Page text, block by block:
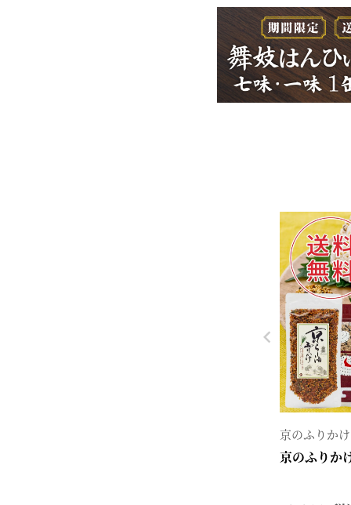
京のふりか
京のふりか